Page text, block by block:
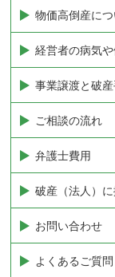
物価高倒産に
経営者の病気
事業譲渡と破
ご相談の流れ
弁護士費用
破産（法人）
お問い合わせ
よくあるご質問